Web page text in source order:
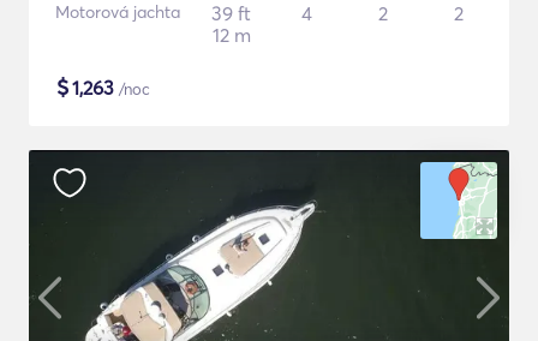
Motorová jachta
39 ft
12 m
4 2 2
$1,263 /noc